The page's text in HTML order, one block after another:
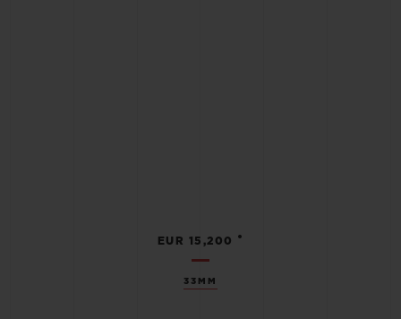
33MM
EUR 15,200 •